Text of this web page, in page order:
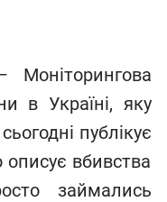
Моніторингова
в Україні, яку
публікує
описує вбивства
займались